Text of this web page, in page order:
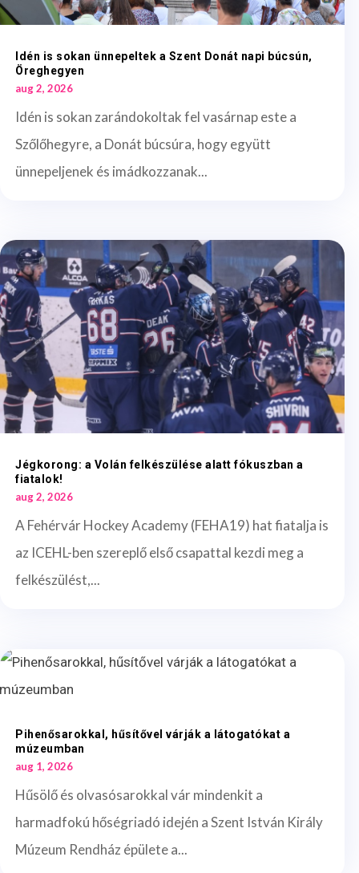
Idén is sokan ünnepeltek a Szent Donát napi búcsún,
Öreghegyen
aug 2, 2026
Idén is sokan zarándokoltak fel vasárnap este a
Szőlőhegyre, a Donát búcsúra, hogy együtt
ünnepeljenek és imádkozzanak...
Jégkorong: a Volán felkészülése alatt fókuszban a
fiatalok!
aug 2, 2026
A Fehérvár Hockey Academy (FEHA19) hat fiatalja is
az ICEHL-ben szereplő első csapattal kezdi meg a
felkészülést,...
Pihenősarokkal, hűsítővel várják a látogatókat a
múzeumban
aug 1, 2026
Hűsölő és olvasósarokkal vár mindenkit a
harmadfokú hőségriadó idején a Szent István Király
Múzeum Rendház épülete a...